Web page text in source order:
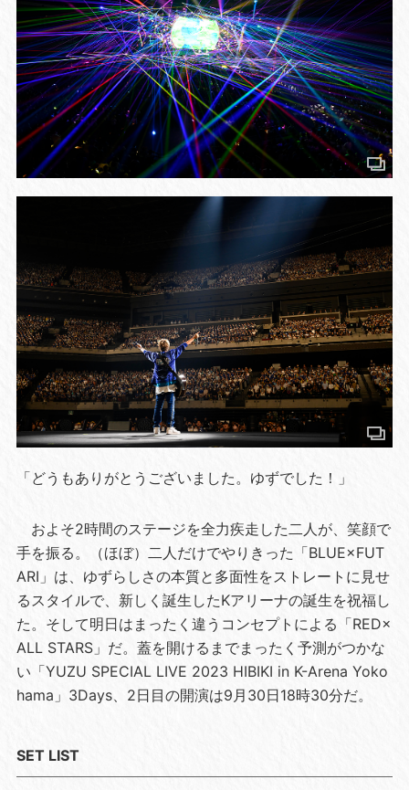
「どうもありがとうございました。ゆずでした！」
およそ2時間のステージを全力疾走した二人が、笑顔で
手を振る。（ほぼ）二人だけでやりきった「BLUE×FUT
ARI」は、ゆずらしさの本質と多面性をストレートに見せ
るスタイルで、新しく誕生したKアリーナの誕生を祝福し
た。そして明日はまったく違うコンセプトによる「RED×
ALL STARS」だ。蓋を開けるまでまったく予測がつかな
い「YUZU SPECIAL LIVE 2023 HIBIKI in K-Arena Yoko
hama」3Days、2日目の開演は9月30日18時30分だ。
SET LIST